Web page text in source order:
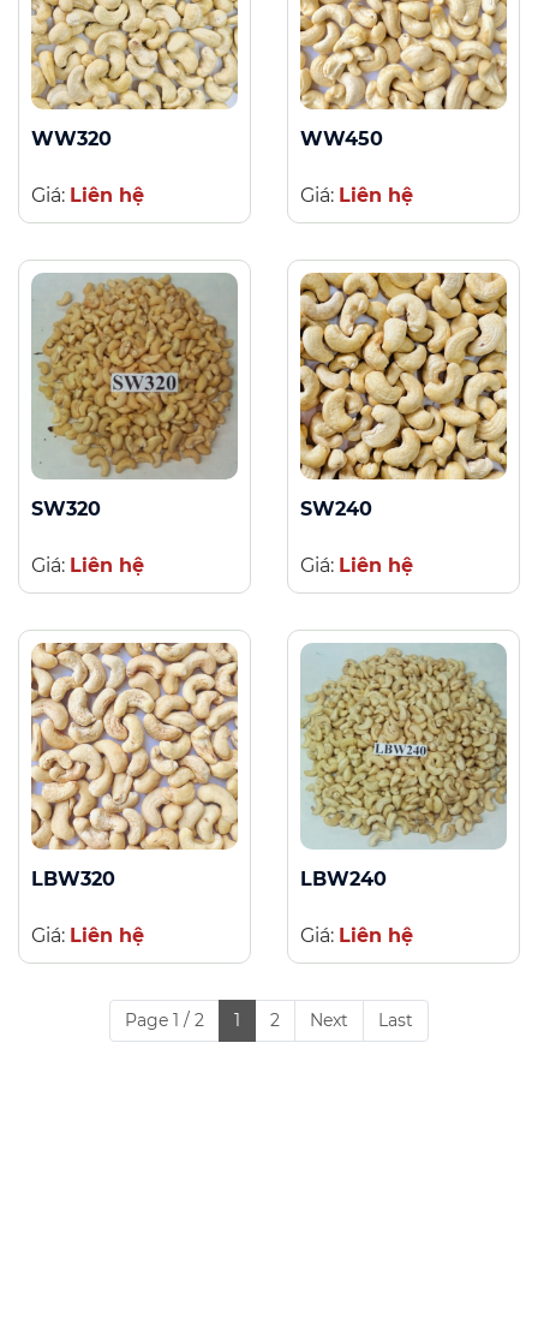
WW320
Giá: Liên hệ
WW450
Giá: Liên hệ
SW320
Giá: Liên hệ
SW240
Giá: Liên hệ
LBW320
Giá: Liên hệ
LBW240
Giá: Liên hệ
Page 1 / 2 1 2 Next Last